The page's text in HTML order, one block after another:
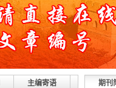
主编寄语 期刊